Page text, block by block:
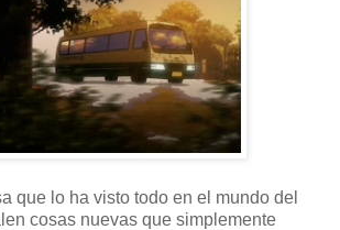
que lo ha visto todo en el mundo del
cosas nuevas que simplemente